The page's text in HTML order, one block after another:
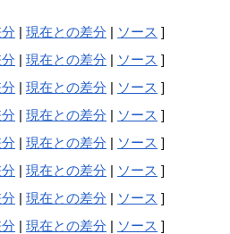
|現在との差分 | ソース ]
|現在との差分 | ソース ]
|現在との差分 | ソース ]
|現在との差分 | ソース ]
|現在との差分 | ソース ]
|現在との差分 | ソース ]
|現在との差分 | ソース ]
|現在との差分 | ソース ]